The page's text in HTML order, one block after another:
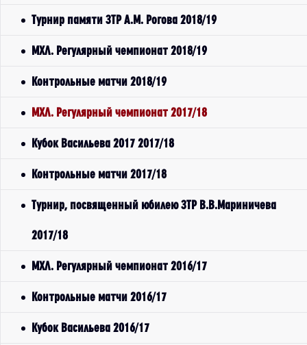
Турнир памяти ЗТР А.М. Рогова 2018/19
МХЛ. Регулярный чемпионат 2018/19
Контрольные матчи 2018/19
МХЛ. Регулярный чемпионат 2017/18
Кубок Васильева 2017 2017/18
Контрольные матчи 2017/18
Турнир, посвященный юбилею ЗТР В.В.Мариничева
2017/18
МХЛ. Регулярный чемпионат 2016/17
Контрольные матчи 2016/17
Кубок Васильева 2016/17